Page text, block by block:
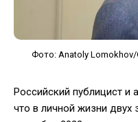
Фото: Anatoly Lomokhov/
Российский публицист и
что в личной жизни двух